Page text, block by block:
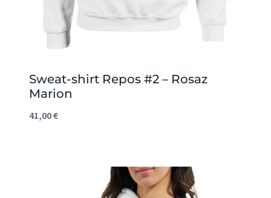
Sweat-shirt Repos #2 – Rosaz
Marion
41,00€